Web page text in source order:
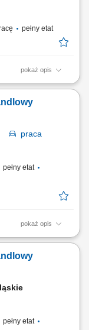
pełny etat
pokaż opis
klientów;
relacji z klientami i
praca
pełny etat
pokaż opis
i pokazów u
wydarzeniach
pełny etat